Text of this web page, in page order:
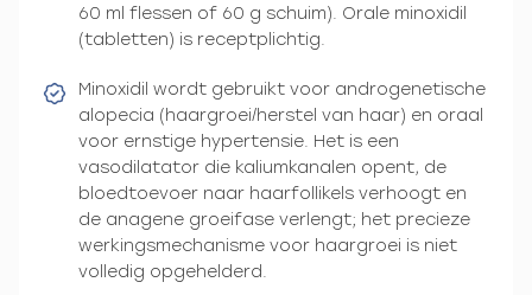
60 ml flessen of 60 g schuim). Orale minoxidil
(tabletten) is receptplichtig.
Minoxidil wordt gebruikt voor androgenetische
alopecia (haargroei/herstel van haar) en oraal
voor ernstige hypertensie. Het is een
vasodilatator die kaliumkanalen opent, de
bloedtoevoer naar haarfollikels verhoogt en
de anagene groeifase verlengt; het precieze
werkingsmechanisme voor haargroei is niet
volledig opgehelderd.